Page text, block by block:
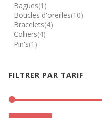
Bagues(1)
Boucles d'oreilles(10)
Bracelets(4)
Colliers(4)
Pin's(1)
FILTRER PAR TARIF